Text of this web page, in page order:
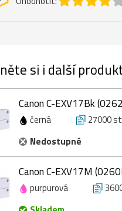
si i další
Canon C-EXV17Bk
černá 27000
Nedostupné
Canon C-EXV17M
purpurová